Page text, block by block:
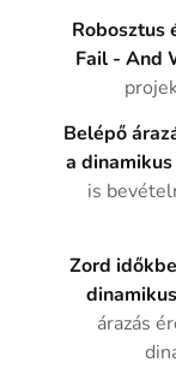
Robosztus
Fail - And
Belépő
a
is
Zord
árazás